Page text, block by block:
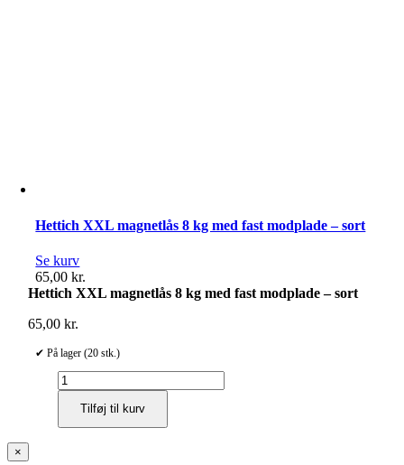
Hettich XXL magnetlås 8 kg med fast modplade – sort
Se kurv
65,00kr.
Hettich XXL magnetlås 8 kg med fast modplade – sort
65,00kr.
✔ På lager (20 stk.)
Hettich
XXL
magnetlås
8
Tilføj til kurv
Close
×